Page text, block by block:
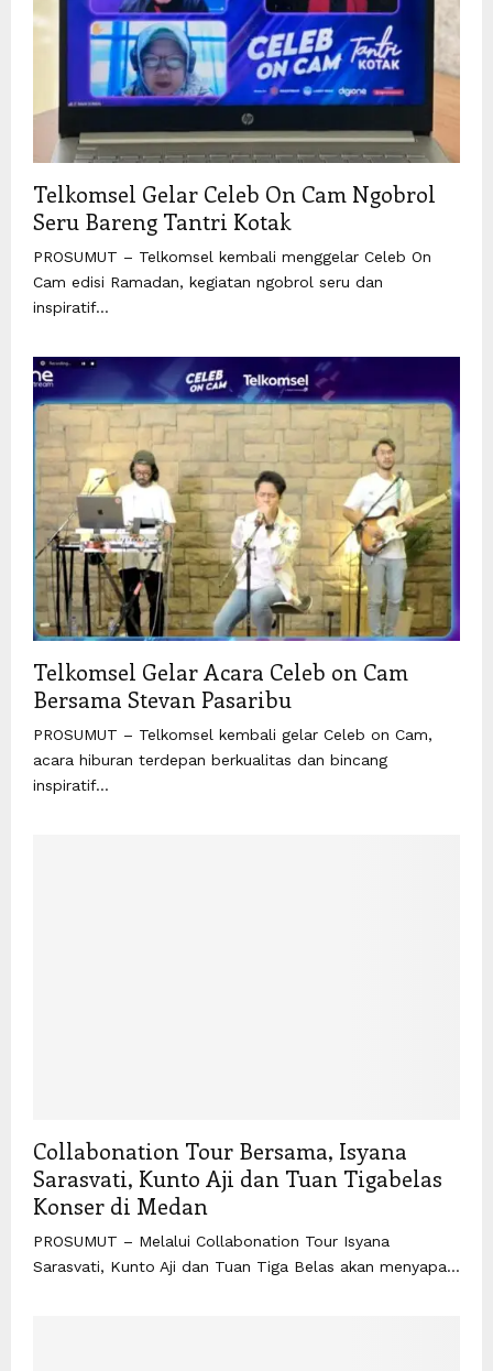
Telkomsel Gelar Celeb On Cam Ngobrol
Seru Bareng Tantri Kotak
PROSUMUT – Telkomsel kembali menggelar Celeb On
Cam edisi Ramadan, kegiatan ngobrol seru dan
inspiratif...
Telkomsel Gelar Acara Celeb on Cam
Bersama Stevan Pasaribu
PROSUMUT – Telkomsel kembali gelar Celeb on Cam,
acara hiburan terdepan berkualitas dan bincang
inspiratif...
Collabonation Tour Bersama, Isyana
Sarasvati, Kunto Aji dan Tuan Tigabelas
Konser di Medan
PROSUMUT – Melalui Collabonation Tour Isyana
Sarasvati, Kunto Aji dan Tuan Tiga Belas akan menyapa...